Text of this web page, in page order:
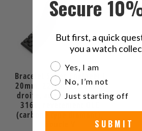
Bracelet Super Engineer I
20mm, 22mm, extrémité
droite, acier inoxydable
316L, revêtement DLC
(carbone type diamant),
Secure
But first, a quick
you a watch
Are you a watch
Yes, I am
No, I’m not
Just starting off
SUBMIT